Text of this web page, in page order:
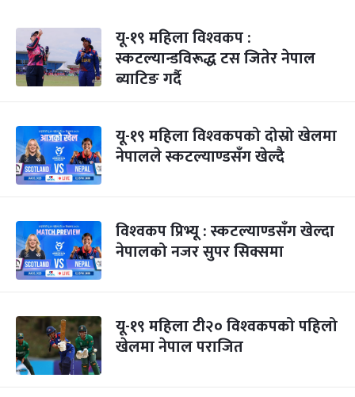
यू-१९ महिला विश्‍वकप :
स्कटल्यान्डविरूद्ध टस जितेर नेपाल
ब्याटिङ गर्दै
यू-१९ महिला विश्‍वकपको दोस्रो खेलमा
नेपालले स्कटल्याण्डसँग खेल्दै
विश्‍वकप प्रिभ्यू : स्कटल्याण्डसँग खेल्दा
नेपालको नजर सुपर सिक्समा
यू-१९ महिला टी२० विश्‍वकपको पहिलो
खेलमा नेपाल पराजित